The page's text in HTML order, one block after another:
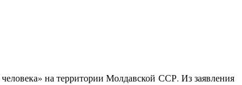
на территории Молдавской ССР. Из заявления